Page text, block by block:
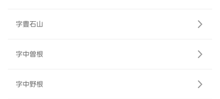
字豊石山
字中曽根
字中野根